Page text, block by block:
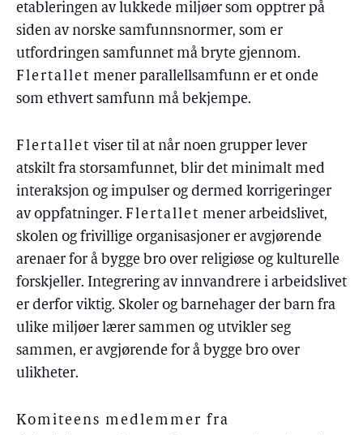
etableringen av lukkede miljøer som opptrer på
siden av norske samfunnsnormer, som er
utfordringen samfunnet må bryte gjennom.
Flertallet mener parallellsamfunn er et onde
som ethvert samfunn må bekjempe.
Flertallet viser til at når noen grupper lever
atskilt fra storsamfunnet, blir det minimalt med
interaksjon og impulser og dermed korrigeringer
av oppfatninger. Flertallet mener arbeidslivet,
skolen og frivillige organisasjoner er avgjørende
arenaer for å bygge bro over religiøse og kulturelle
forskjeller. Integrering av innvandrere i arbeidslivet
er derfor viktig. Skoler og barnehager der barn fra
ulike miljøer lærer sammen og utvikler seg
sammen, er avgjørende for å bygge bro over
ulikheter.
Komiteens medlemmer fra